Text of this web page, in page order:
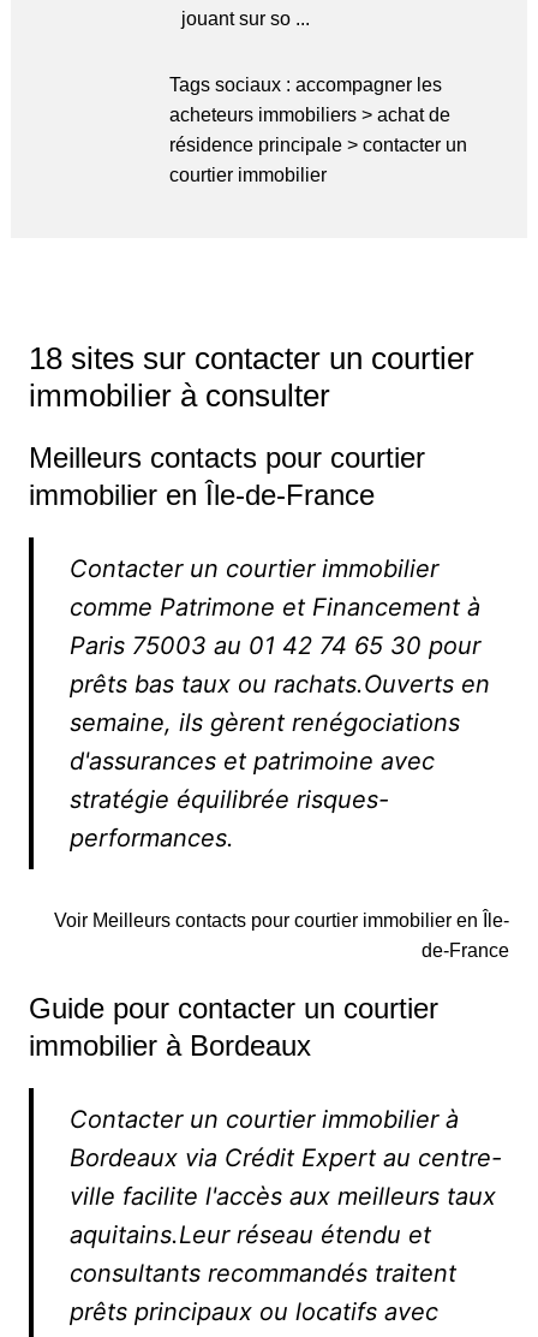
jouant sur so ...
Tags sociaux :accompagner les
acheteurs immobiliers >achat de
résidence principale >contacter un
courtier immobilier
18 sites sur contacter un courtier
immobilier à consulter
Meilleurs contacts pour courtier
immobilier en Île-de-France
Contacter un courtier immobilier
comme Patrimone et Financement à
Paris 75003 au 01 42 74 65 30 pour
prêts bas taux ou rachats.Ouverts en
semaine, ils gèrent renégociations
d'assurances et patrimoine avec
stratégie équilibrée risques-
performances.
Voir Meilleurs contacts pour courtier immobilier en Île-
de-France
Guide pour contacter un courtier
immobilier à Bordeaux
Contacter un courtier immobilier à
Bordeaux via Crédit Expert au centre-
ville facilite l'accès aux meilleurs taux
aquitains.Leur réseau étendu et
consultants recommandés traitent
prêts principaux ou locatifs avec